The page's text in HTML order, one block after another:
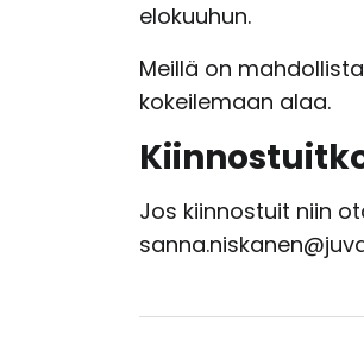
elokuuhun.
Meillä on
kokeilemaan alaa.
Jos kiinnostuit niin